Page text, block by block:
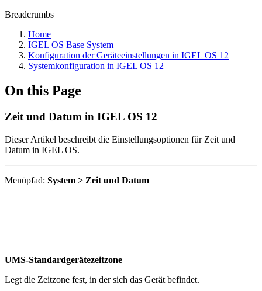
Breadcrumbs
Home
IGEL OS Base System
Konfiguration der Geräteeinstellungen in IGEL OS 12
Systemkonfiguration in IGEL OS 12
On this Page
Zeit und Datum in IGEL OS 12
Dieser Artikel beschreibt die Einstellungsoptionen für Zeit und
Datum in IGEL OS.
Menüpfad: System > Zeit und Datum
UMS-Standardgerätezeitzone
Legt die Zeitzone fest, in der sich das Gerät befindet.